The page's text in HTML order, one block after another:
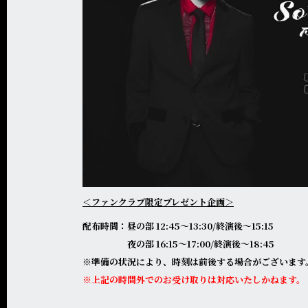
＜ファンクラブ限定プレゼント企画＞
配布時間：昼の部 12:45〜13:30/終演後〜15:15
夜の部 16:15〜17:00/終演後〜18:45
※準備の状況により、時刻は前後する場合がございます
※上記の時間外でのお受け取りは対応いたしかねます。